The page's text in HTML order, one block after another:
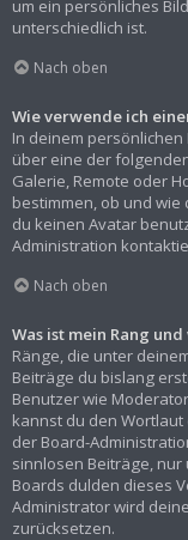
um ein persönliches
unterschiedlich ist.
Nach oben
Wie verwende ich
In deinem
über eine der
Galerie, Remote oder
bestimmen, ob und
du keinen Avatar
Administration
Nach oben
Was ist mein Rang
Ränge, die unter
Beiträge du bislang
Benutzer wie
kannst du den
der Board-
sinnlosen Beiträge,
Boards dulden dieses
Administrator wird
zurücksetzen.